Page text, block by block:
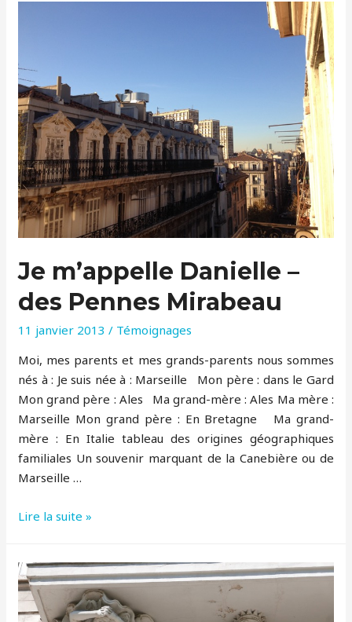
Je m’appelle Danielle –
des Pennes Mirabeau
11 janvier 2013 / Témoignages
Moi, mes parents et mes grands-parents nous sommes
nés à : Je suis née à : Marseille Mon père : dans le Gard
Mon grand père : Ales Ma grand-mère : Ales Ma mère :
Marseille Mon grand père : En Bretagne Ma grand-
mère : En Italie tableau des origines géographiques
familiales Un souvenir marquant de la Canebière ou de
Marseille …
Je
–
des
Pennes
Lire la suite »